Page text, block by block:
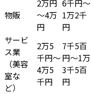
物販
2万円
～4万
円
6千円～
1万2千
円
サービ
ス業
（美容
室な
ど）
2万5
千円～
4万5
千円
7千5百
円～1万
3千5百
円